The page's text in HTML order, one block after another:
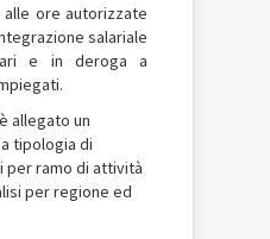
ore autorizzate
salariale
e in deroga a
allegato un
tipologia di
per ramo di attività
per regione ed